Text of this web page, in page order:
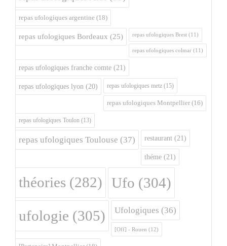
repas ufologiques argentine (18)
repas ufologiques Bordeaux (25) repas ufologiques Brest (11)
repas ufologiques colmar (11)
repas ufologiques franche comte (21)
repas ufologiques lyon (20) repas ufologiques metz (15)
repas ufologiques Montpellier (16)
repas ufologiques Toulon (13)
repas ufologiques Toulouse (37) restaurant (21)
théme (21)
théories (282) Ufo (304)
ufologie (305) Ufologiques (36)
[Off] - Rouen (12)